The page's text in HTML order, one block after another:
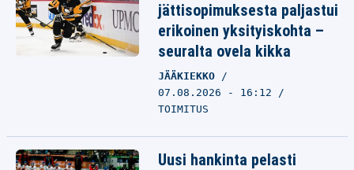
jättisopimuksesta paljastui
erikoinen yksityiskohta –
seuralta ovela kikka
JÄÄKIEKKO
07.08.2026 - 16:12
TOIMITUS
Uusi hankinta pelasti